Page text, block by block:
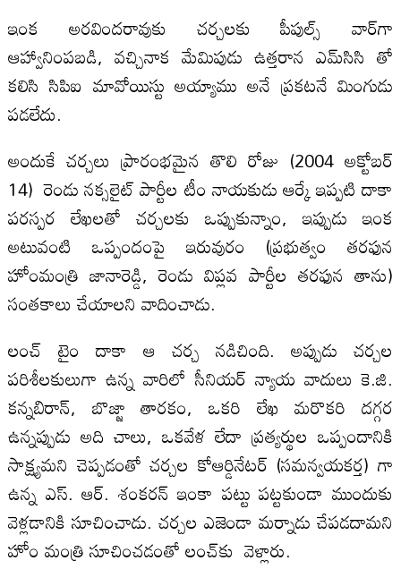
ఇంక అరవిందరావుకు చర్చలకు పీపుల్స్ వార్‌గా
ఆహ్వానింపబడి, వచ్చినాక మేమిపుడు ఉత్తరాన ఎమ్‌సిసి తో
కలిసి సిపిఐ మావోయిస్టు అయ్యాము అనే ప్రకటనే మింగుడు
పడలేదు.
అందుకే చర్చలు ప్రారంభమైన తొలి రోజు (2004 అక్టోబర్
14) రెండు నక్సలైట్ పార్టీల టీం నాయకుడు ఆర్కే ఇప్పటి దాకా
పరస్పర లేఖలతో చర్చలకు ఒప్పుకున్నాం, ఇప్పుడు ఇంక
అటువంటి ఒప్పందంపై ఇరువురం (ప్రభుత్వం తరఫున
హోంమంత్రి జానారెడ్డి, రెండు విప్లవ పార్టీల తరఫున తాను)
సంతకాలు చేయాలని వాదించాడు.
లంచ్ టైం దాకా ఆ చర్చ నడిచింది. అప్పుడు చర్చల
పరిశీలకులుగా ఉన్న వారిలో సీనియర్ న్యాయ వాదులు కె.జి.
కన్నబిరాన్, బొజ్జా తారకం, ఒకరి లేఖ మరొకరి దగ్గర
ఉన్నప్పుడు అది చాలు, ఒకవేళ లేదా ప్రత్యర్థుల ఒప్పందానికి
సాక్ష్యమని చెప్పడంతో చర్చల కోఆర్డినేటర్ (సమన్వయకర్త) గా
ఉన్న ఎస్. ఆర్. శంకరన్ ఇంకా పట్టు పట్టకుండా ముందుకు
వెళ్లడానికి సూచించాడు. చర్చల ఎజెండా మర్నాడు చేపడదామని
హోం మంత్రి సూచించడంతో లంచ్‌కు వెళ్లారు.